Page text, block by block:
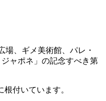
、ギメ美術館、パレ・
ャポネ」の記念すべき第
付いています。